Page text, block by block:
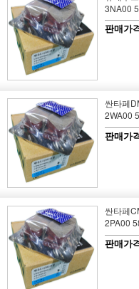
3NA00
판매가
싼타페
2WA00
판매가
싼타페
2PA00
판매가